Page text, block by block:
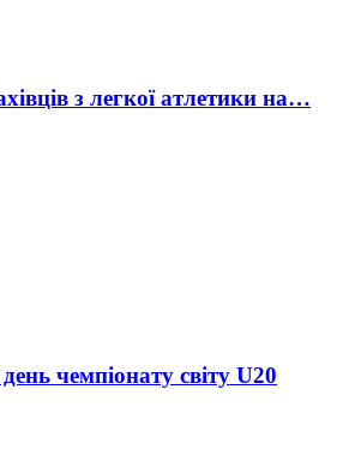
з легкої атлетики на…
чемпіонату світу U20